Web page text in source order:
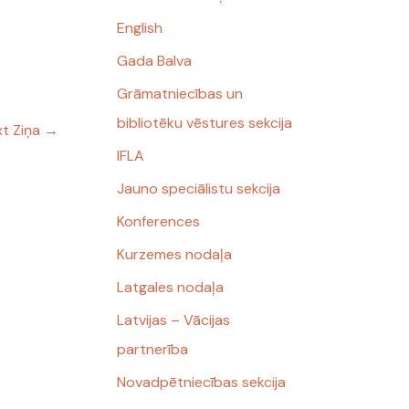
Ziņa →
English
Gada Balva
Grāmatniecības un
bibliotēku vēstures sekcija
IFLA
Jauno speciālistu sekcija
Konferences
Kurzemes nodaļa
Latgales nodaļa
Latvijas – Vācijas
partnerība
Novadpētniecības sekcija